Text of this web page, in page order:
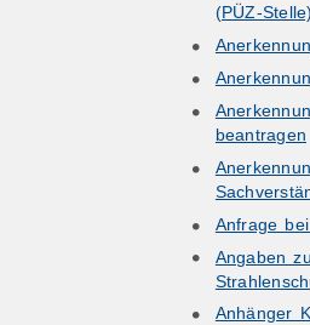
(PÜZ-
beantragen
Anfrage
Angaben
Anhänger